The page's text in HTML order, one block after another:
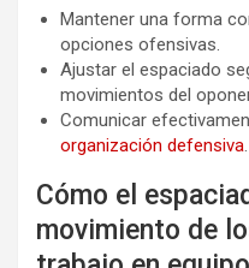
Mantener una forma
opciones ofensivas.
Ajustar el espaciado
movimientos del
Comunicar
organización defensiva.
Cómo el
movimiento de